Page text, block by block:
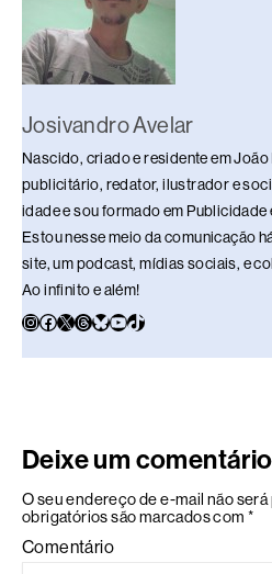
Josivandro Avelar
Nascido, criado e residente em João
publicitário, redator, ilustrador e
idade e sou formado em Publicidade
Estou nesse meio da comunicação
site, um podcast, mídias sociais, e
Ao infinito e além!
Deixe um comentário
O seu endereço de e-mail não será
obrigatórios são marcados com *
Comentário